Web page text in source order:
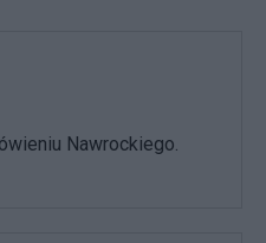
Nawrockiego.